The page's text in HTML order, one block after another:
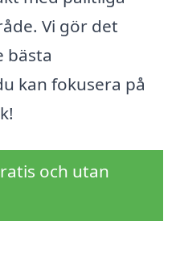
Vi gör det
bästa
kan fokusera på
och utan